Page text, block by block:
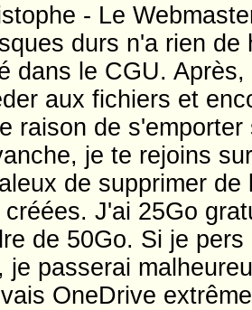
- Le
durs n'a rien
dans le CGU.
aux fichiers et
raison de
je te rejoins
de supprimer
créées. J'ai 25Go
de 50Go. Si je
je passerai
OneDrive